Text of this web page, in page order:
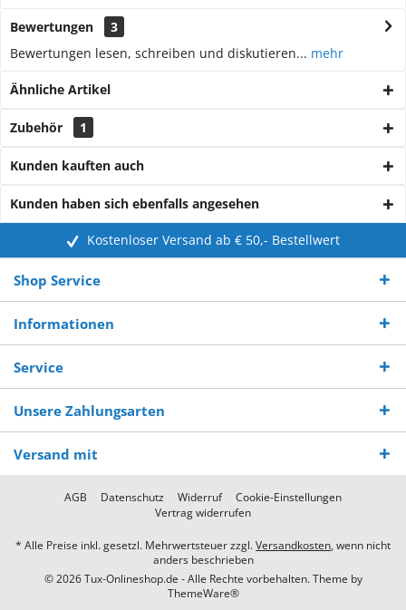
Bewertungen
3
Bewertungen lesen, schreiben und diskutieren... mehr
Ähnliche Artikel
Zubehör 1
Kunden kauften auch
Kunden haben sich ebenfalls angesehen
Kostenloser Versand ab € 50,- Bestellwert
Shop Service
Informationen
Service
Unsere Zahlungsarten
Versand mit
AGB Datenschutz Widerruf
Cookie-Einstellungen
Vertrag widerrufen
* Alle Preise inkl. gesetzl. Mehrwertsteuer zzgl.Versandkosten, wenn nicht
anders beschrieben
© 2026 Tux-Onlineshop.de - Alle Rechte vorbehalten. Theme by
ThemeWare®